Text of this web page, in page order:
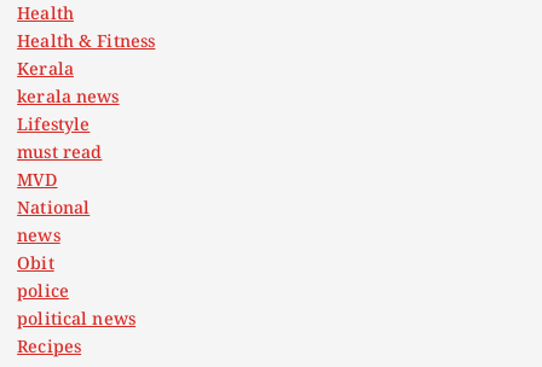
Health
Health & Fitness
Kerala
kerala news
Lifestyle
must read
MVD
National
news
Obit
police
political news
Recipes